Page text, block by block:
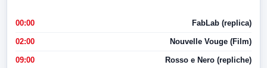
00:00 FabLab (replica)
02:00 Nouvelle Vouge (Film)
09:00 Rosso e Nero (repliche)